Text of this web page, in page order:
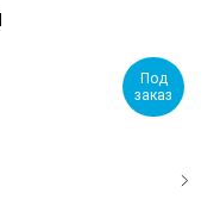
Под
заказ